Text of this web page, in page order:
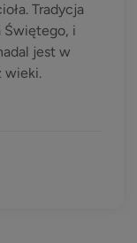
Tradycja
Świętego, i
jest w
wieki.